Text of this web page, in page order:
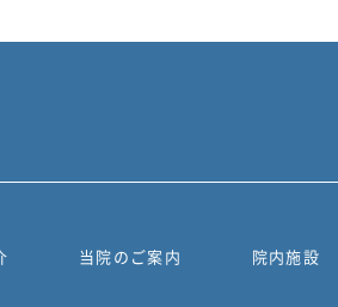
当院のご案内 院内施設